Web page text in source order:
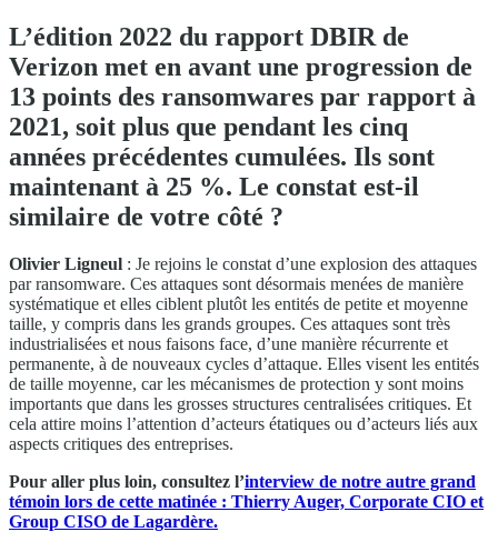
L’édition 2022 du rapport DBIR de
Verizon met en avant une progression de
13 points des ransomwares par rapport à
2021, soit plus que pendant les cinq
années précédentes cumulées. Ils sont
maintenant à 25 %. Le constat est-il
similaire de votre côté ?
Olivier Ligneul : Je rejoins le constat d’une explosion des attaques
par ransomware. Ces attaques sont désormais menées de manière
systématique et elles ciblent plutôt les entités de petite et moyenne
taille, y compris dans les grands groupes. Ces attaques sont très
industrialisées et nous faisons face, d’une manière récurrente et
permanente, à de nouveaux cycles d’attaque. Elles visent les entités
de taille moyenne, car les mécanismes de protection y sont moins
importants que dans les grosses structures centralisées critiques. Et
cela attire moins l’attention d’acteurs étatiques ou d’acteurs liés aux
aspects critiques des entreprises.
Pour aller plus loin, consultez l’interview de notre autre grand
témoin lors de cette matinée : Thierry Auger, Corporate CIO et
Group CISO de Lagardère.